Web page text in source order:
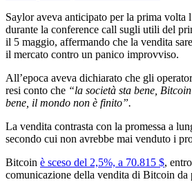
Saylor aveva anticipato per la prima volta
durante la conference call sugli utili del
il 5 maggio, affermando che la vendita
il mercato contro un panico improvviso.
All’epoca aveva dichiarato che gli
resi conto che “la società sta bene,
bene, il mondo non è finito”.
La vendita contrasta con la promessa a
secondo cui non avrebbe mai venduto i
Bitcoin è sceso del 2,5%, a 70.815 $,
comunicazione della vendita di Bitcoin da